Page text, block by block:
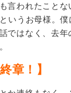
言われたこと
いうお母様。
ではなく、去
章！】